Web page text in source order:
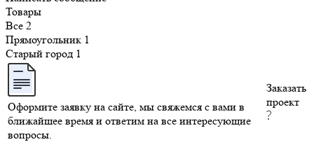
Товары
Все 2
Прямоугольник 1
Старый город 1
Оформите заявку на сайте, мы свяжемся с вами в
ближайшее время и ответим на все интересующие
вопросы.
Заказать
проект